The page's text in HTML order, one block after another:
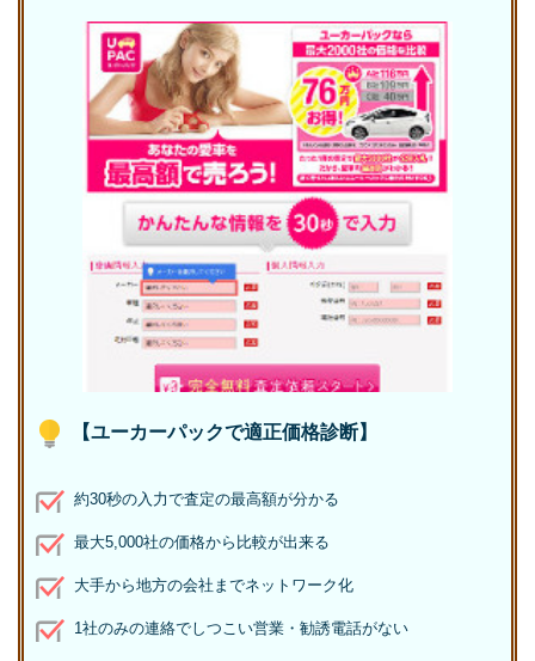
【ユーカーパックで適正価格診断】
約30秒の入力で査定の最高額が分かる
最大5,000社の価格から比較が出来る
大手から地方の会社までネットワーク化
1社のみの連絡でしつこい営業・勧誘電話がない